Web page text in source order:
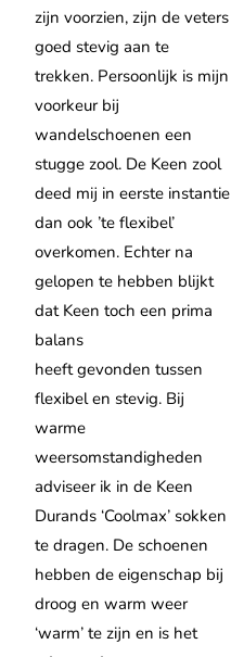
zijn voorzien, zijn de veters
goed stevig aan te
trekken. Persoonlijk is mijn
voorkeur bij
wandelschoenen een
stugge zool. De Keen zool
deed mij in eerste instantie
dan ook ’te flexibel’
overkomen. Echter na
gelopen te hebben blijkt
dat Keen toch een prima
balans
heeft gevonden tussen
flexibel en stevig. Bij
warme
weersomstandigheden
adviseer ik in de Keen
Durands ‘Coolmax’ sokken
te dragen. De schoenen
hebben de eigenschap bij
droog en warm weer
‘warm’ te zijn en is het